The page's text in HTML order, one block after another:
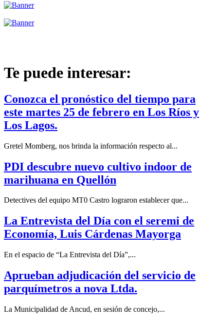
Te puede interesar:
Conozca el pronóstico del tiempo para
este martes 25 de febrero en Los Ríos y
Los Lagos.
Gretel Momberg, nos brinda la información respecto al...
PDI descubre nuevo cultivo indoor de
marihuana en Quellón
Detectives del equipo MT0 Castro lograron establecer que...
La Entrevista del Día con el seremi de
Economía, Luis Cárdenas Mayorga
En el espacio de “La Entrevista del Día”,...
Aprueban adjudicación del servicio de
parquímetros a nova Ltda.
La Municipalidad de Ancud, en sesión de concejo,...